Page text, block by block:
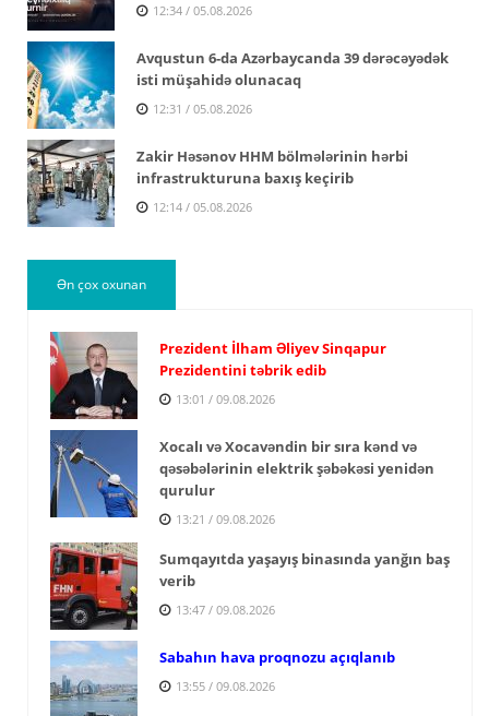
12:34 / 05.08.2026
Avqustun 6-da Azərbaycanda 39 dərəcəyədək
isti müşahidə olunacaq
12:31 / 05.08.2026
Zakir Həsənov HHM bölmələrinin hərbi
infrastrukturuna baxış keçirib
12:14 / 05.08.2026
Ən çox oxunan
Prezident İlham Əliyev Sinqapur
Prezidentini təbrik edib
13:01 / 09.08.2026
Xocalı və Xocavəndin bir sıra kənd və
qəsəbələrinin elektrik şəbəkəsi yenidən
qurulur
13:21 / 09.08.2026
Sumqayıtda yaşayış binasında yanğın baş
verib
13:47 / 09.08.2026
Sabahın hava proqnozu açıqlanıb
13:55 / 09.08.2026